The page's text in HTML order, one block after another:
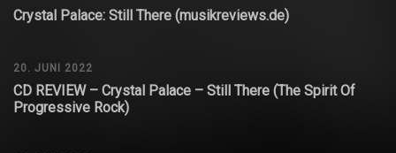
Crystal Palace: Still There (musikreviews.de)
20. JUNI 2022
CD REVIEW – Crystal Palace – Still There (The Spirit Of
Progressive Rock)